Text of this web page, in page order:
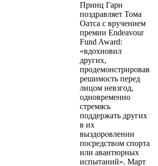
Принц Гари
поздравляет Тома
Оатса с вручением
премии Endeavour
Fund Award:
«вдохновил
других,
продемонстрировав
решимость перед
лицом невзгод,
одновременно
стремясь
поддержать других
в их
выздоровлении
посредством спорта
или авантюрных
испытаний». Март